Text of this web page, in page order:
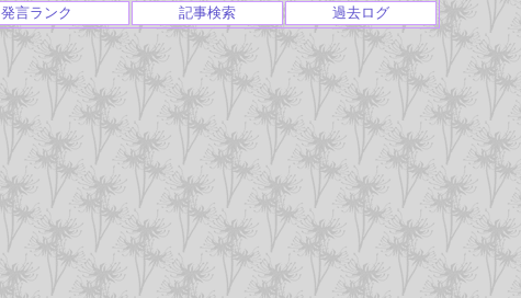
発言ランク 記事検索 過去ログ